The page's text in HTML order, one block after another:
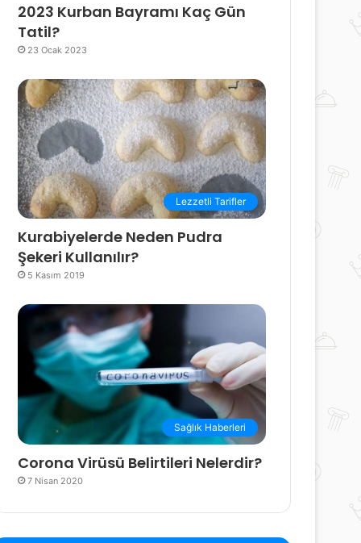
2023 Kurban Bayramı Kaç Gün
Tatil?
23 Ocak 2023
Lezzetli Tarifler
Kurabiyelerde Neden Pudra
Şekeri Kullanılır?
5 Kasım 2019
Sağlık Haberleri
Corona Virüsü Belirtileri Nelerdir?
7 Nisan 2020